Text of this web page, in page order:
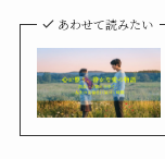
あわせて読みたい